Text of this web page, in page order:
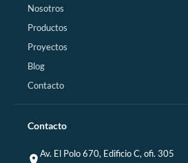
Nosotros
Productos
Proyectos
Blog
Contacto
Contacto
Av. El Polo 670, Edificio C, ofi. 305